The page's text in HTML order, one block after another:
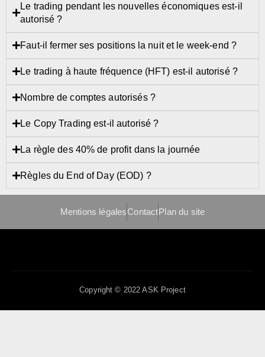
Le trading pendant les nouvelles économiques est-il
autorisé ?
Faut-il fermer ses positions la nuit et le week-end ?
Le trading à haute fréquence (HFT) est-il autorisé ?
Nombre de comptes autorisés ?
Le Copy Trading est-il autorisé ?
La règle des 40% de profit dans la journée
Règles du End of Day (EOD) ?
Mentions légalesContactPlan du site
Copyright © 2022 ASK Project